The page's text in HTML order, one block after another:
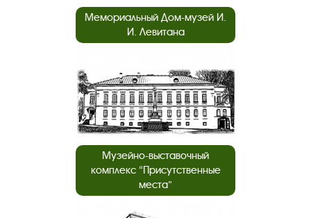
Мемориальный Дом-музей И.
И. Левитана
Музейно-выставочный
комплекс “Присутственные
места”